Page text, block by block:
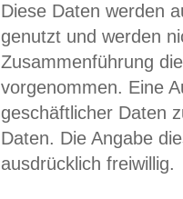
Diese Daten werden
genutzt und werden
Zusammenführung
vorgenommen. Eine
geschäftlicher Daten
Daten. Die Angabe
ausdrücklich freiwillig.